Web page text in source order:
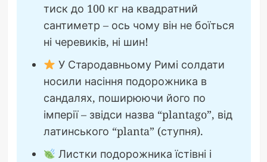
тиск до 100 кг на квадратний
сантиметр – ось чому він не боїться
ні черевиків, ні шин!
У Стародавньому Римі солдати
носили насіння подорожника в
сандалях, поширюючи його по
імперії – звідси назва “plantago”, від
латинського “planta” (ступня).
Листки подорожника їстівні і